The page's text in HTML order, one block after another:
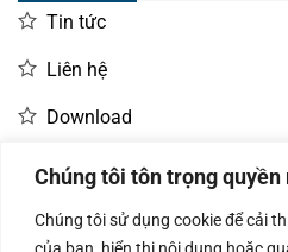
Chúng tôi tôn trọng quyền
Chúng tôi sử dụng cookie để cải
của bạn, hiển thị nội dung hoặc
Tin tức
Liên hệ
Download
LIÊN HỆ MUA HÀNG